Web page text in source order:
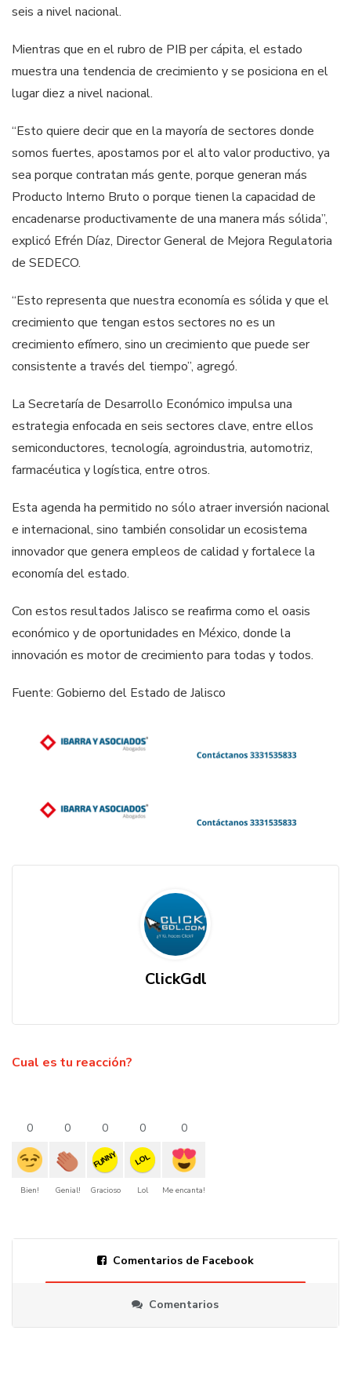
seis a nivel nacional.
Mientras que en el rubro de PIB per cápita, el estado
muestra una tendencia de crecimiento y se posiciona en el
lugar diez a nivel nacional.
“Esto quiere decir que en la mayoría de sectores donde
somos fuertes, apostamos por el alto valor productivo, ya
sea porque contratan más gente, porque generan más
Producto Interno Bruto o porque tienen la capacidad de
encadenarse productivamente de una manera más sólida”,
explicó Efrén Díaz, Director General de Mejora Regulatoria
de SEDECO.
“Esto representa que nuestra economía es sólida y que el
crecimiento que tengan estos sectores no es un
crecimiento efímero, sino un crecimiento que puede ser
consistente a través del tiempo”, agregó.
La Secretaría de Desarrollo Económico impulsa una
estrategia enfocada en seis sectores clave, entre ellos
semiconductores, tecnología, agroindustria, automotriz,
farmacéutica y logística, entre otros.
Esta agenda ha permitido no sólo atraer inversión nacional
e internacional, sino también consolidar un ecosistema
innovador que genera empleos de calidad y fortalece la
economía del estado.
Con estos resultados Jalisco se reafirma como el oasis
económico y de oportunidades en México, donde la
innovación es motor de crecimiento para todas y todos.
Fuente: Gobierno del Estado de Jalisco
ClickGdl
Cual es tu reacción?
0
Bien!
0
Genial!
0
FUNNY
Gracioso
0
LOL
Lol
0
Me encanta!
Comentarios de Facebook
Comentarios